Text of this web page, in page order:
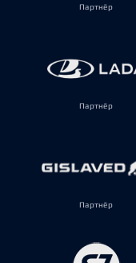
Партнёр
Партнёр
Партнёр